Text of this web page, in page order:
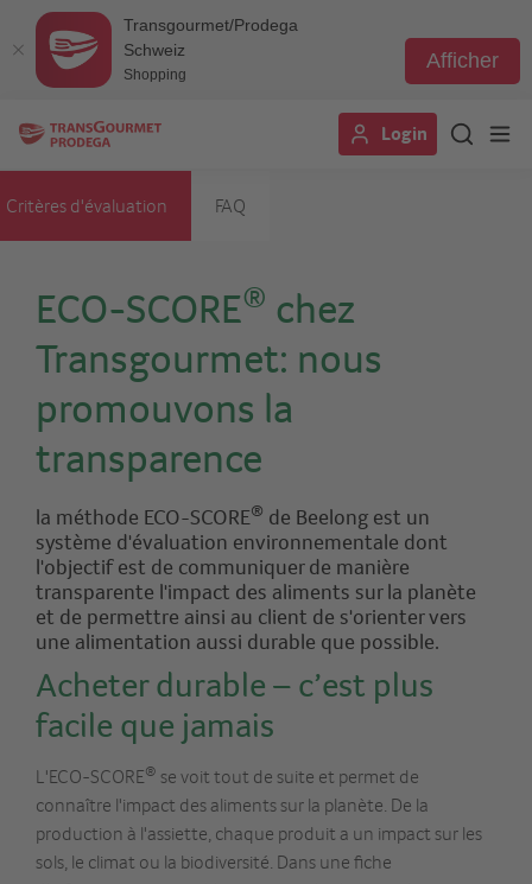
Transgourmet/Prodega
Schweiz
Shopping
Afficher
Login
Critères d'évaluation FAQ
ECO-SCORE® chez
Transgourmet: nous
promouvons la
transparence
la méthode ECO-SCORE® de Beelong est un
système d'évaluation environnementale dont
l'objectif est de communiquer de manière
transparente l'impact des aliments sur la planète
et de permettre ainsi au client de s'orienter vers
une alimentation aussi durable que possible.
Acheter durable – c’est plus
facile que jamais
L'ECO-SCORE® se voit tout de suite et permet de
connaître l'impact des aliments sur la planète. De la
production à l'assiette, chaque produit a un impact sur les
sols, le climat ou la biodiversité. Dans une fiche